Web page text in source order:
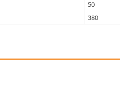
50
380